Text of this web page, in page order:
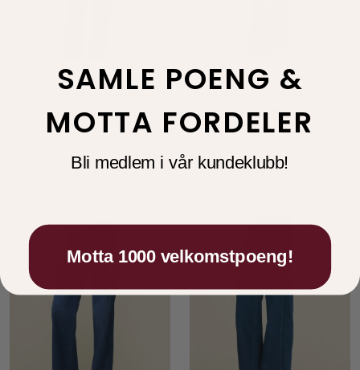
Lois
Cord Chocolate Brown
Lois
Cord Navy
SAMLE POENG &
MOTTA FORDELER
Bli medlem i vår kundeklubb!
Motta 1000 velkomstpoeng!